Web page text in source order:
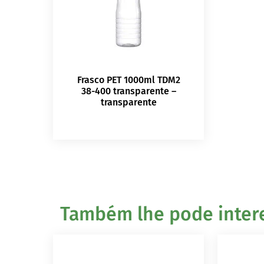
Frasco PET 1000ml TDM2
38-400 transparente –
transparente
Também lhe pode